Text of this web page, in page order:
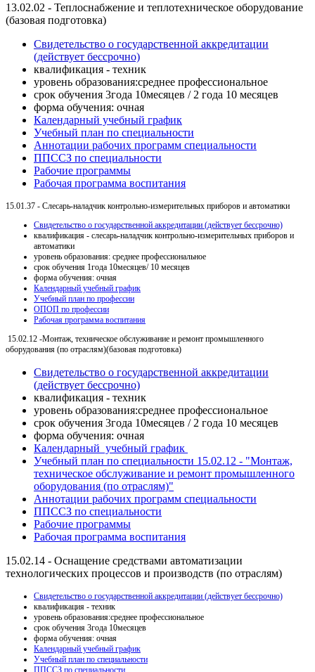
13.02.02 - Теплоснабжение и теплотехническое оборудование
(базовая подготовка)
Свидетельство о государственной аккредитации
(действует бессрочно)
квалификация - техник
уровень образования:среднее профессиональное
срок обучения 3года 10месяцев / 2 года 10 месяцев
форма обучения: очная
Календарный учебный график
Учебный план по специальности
Аннотации рабочих программ специальности
ППСCЗ по специальности
Рабочие программы
Рабочая программа воспитания
15.01.37 - Слесарь-наладчик контрольно-измерительных приборов и автоматики
Свидетельство о государственной аккредитации (действует бессрочно)
квалификация - слесарь-наладчик контрольно-измерительных приборов и
автоматики
уровень образования: среднее профессиональное
срок обучения 1года 10месяцев/ 10 месяцев
форма обучения: очная
Календарный учебный график
Учебный план по профессии
ОПОП по профессии
Рабочая программа воспитания
15.02.12 -Монтаж, техническое обслуживание и ремонт промышленного
оборудования (по отраслям)(базовая подготовка)
Свидетельство о государственной аккредитации
(действует бессрочно)
квалификация - техник
уровень образования:среднее профессиональное
срок обучения 3года 10месяцев / 2 года 10 месяцев
форма обучения: очная
Календарный учебный график
Учебный план по специальности 15.02.12 - "Монтаж,
техническое обслуживание и ремонт промышленного
оборудования (по отраслям)"
Аннотации рабочих программ специальности
ППCCЗ по специальности
Рабочие программы
Рабочая программа воспитания
15.02.14 - Оснащение средствами автоматизации
технологических процессов и производств (по отраслям)
Свидетельство о государственной аккредитации (действует бессрочно)
квалификация - техник
уровень образования:среднее профессиональное
срок обучения 3года 10месяцев
форма обучения: очная
Календарный учебный график
Учебный план по специальности
ППСCЗ по специальности